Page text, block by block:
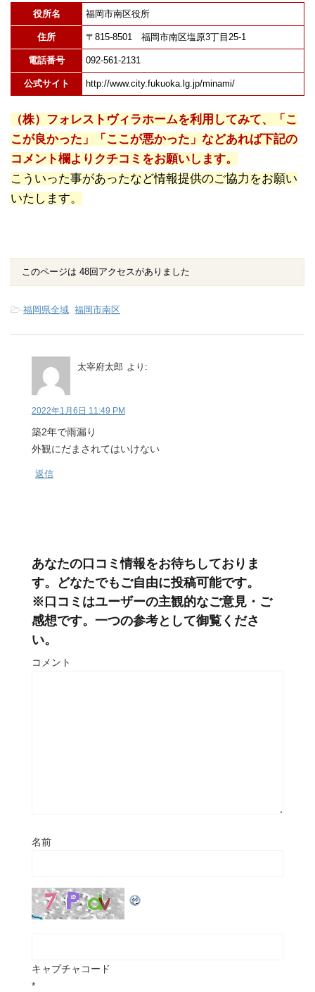
役所名 福岡市南区役所
住所 〒815-8501 福岡市南区塩原3丁目25-1
電話番号 092-561-2131
公式サイト http://www.city.fukuoka.lg.jp/minami/
（株）フォレストヴィラホームを利用してみて、「こ
こが良かった」「ここが悪かった」などあれば下記の
コメント欄よりクチコミをお願いします。
こういった事があったなど情報提供のご協力をお願い
いたします。
このページは 48回アクセスがありました
-福岡県全域, 福岡市南区
太宰府太郎 より:
2022年1月6日 11:49 PM
築2年で雨漏り
外観にだまされてはいけない
返信
あなたの口コミ情報をお待ちしておりま
す。どなたでもご自由に投稿可能です。
※口コミはユーザーの主観的なご意見・ご
感想です。一つの参考として御覧くださ
い。
コメント
名前
キャプチャコード
*